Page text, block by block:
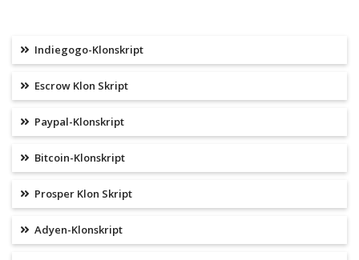
Indiegogo-Klonskript
Escrow Klon Skript
Paypal-Klonskript
Bitcoin-Klonskript
Prosper Klon Skript
Adyen-Klonskript